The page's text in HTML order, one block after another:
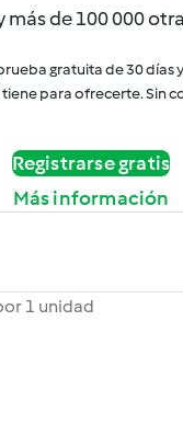
más de 100 000
gratuita de 30 días
para ofrecerte. Sin
Registrarse gratis
Más información
1 unidad